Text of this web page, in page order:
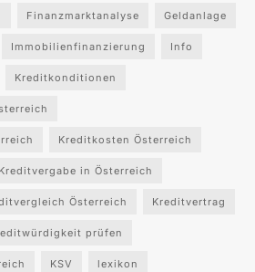
Finanzmarktanalyse Geldanlage
Immobilienfinanzierung Info
Kreditkonditionen
Kreditkosten Österreich
Kreditvergabe in Österreich
Österreich Kreditvertrag
prüfen
KSV lexikon